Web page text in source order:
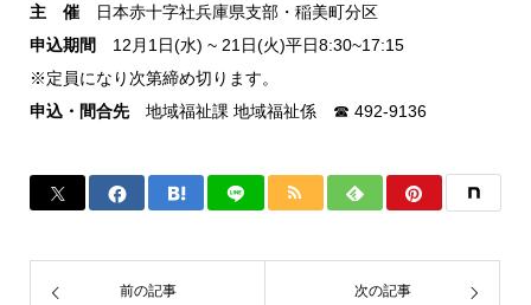
主 催 日本赤十字社兵庫県支部・稲美町分区
申込期間
12月1日(水) ~ 21日(火)平日8:30~17:15
※定員になり次第締め切ります。
申込・間合先地域福祉課 地域福祉係 ☎ 492-9136
前の記事 次の記事